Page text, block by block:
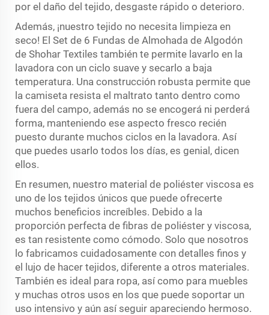
por el daño del tejido, desgaste rápido o deterioro.
Además, ¡nuestro tejido no necesita limpieza en
seco! El Set de 6 Fundas de Almohada de Algodón
de Shohar Textiles también te permite lavarlo en la
lavadora con un ciclo suave y secarlo a baja
temperatura. Una construcción robusta permite que
la camiseta resista el maltrato tanto dentro como
fuera del campo, además no se encogerá ni perderá
forma, manteniendo ese aspecto fresco recién
puesto durante muchos ciclos en la lavadora. Así
que puedes usarlo todos los días, es genial, dicen
ellos.
En resumen, nuestro material de poliéster viscosa es
uno de los tejidos únicos que puede ofrecerte
muchos beneficios increíbles. Debido a la
proporción perfecta de fibras de poliéster y viscosa,
es tan resistente como cómodo. Solo que nosotros
lo fabricamos cuidadosamente con detalles finos y
el lujo de hacer tejidos, diferente a otros materiales.
También es ideal para ropa, así como para muebles
y muchas otros usos en los que puede soportar un
uso intensivo y aún así seguir apareciendo hermoso.